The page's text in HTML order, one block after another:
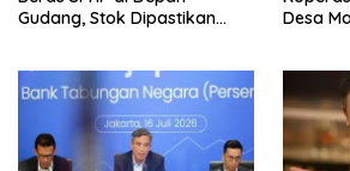
Gudang, Stok Dipastikan
Desa